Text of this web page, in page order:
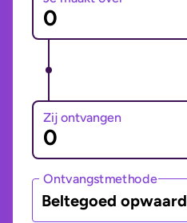
Zij ontvangen
Ontvangstmethode
Beltegoed